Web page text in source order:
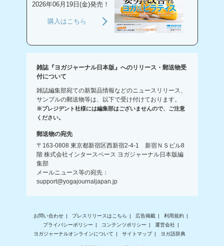
2026年06月19日(金)発売！
購入はこちら
雑誌『ヨガジャーナル日本版』へのリリース・郵送物受
付について
雑誌編集部宛ての新製品情報などのニュースリリース、
サンプルの郵送物等は、以下で受け付けております。
※プレジデント社様には編集部はございませんので、ご注意
ください。
郵送物の宛先
〒163-0808 東京都新宿区西新宿2-4-1 新宿ＮＳビル8
階 株式会社インタースペース ヨガジャーナル日本版編
集部
メールニュース等の宛先：
support@yogajournaljapan.jp
お問い合わせ プレスリリースはこちら 広告掲載
利用規約
プライバシーポリシー
コンテンツポリシー
運営会社
ヨガジャーナルオンラインについて
サイトマップ ヨガ語辞典